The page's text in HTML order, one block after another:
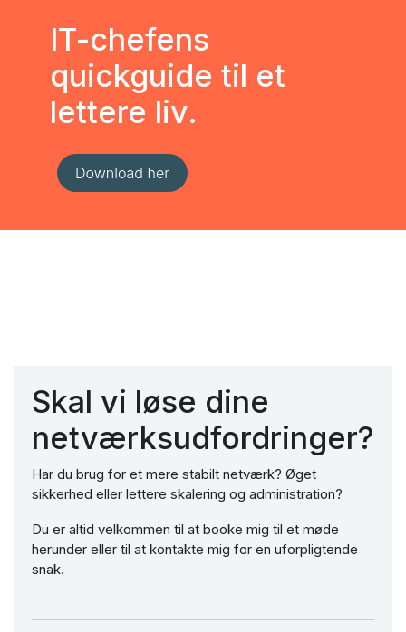
IT-chefens
quickguide til et
lettere liv.
Skal vi løse dine
netværksudfordringer?
Har du brug for et mere stabilt netværk? Øget
sikkerhed eller lettere skalering og administration?
Du er altid velkommen til at booke mig til et møde
herunder eller til at kontakte mig for en uforpligtende
snak.